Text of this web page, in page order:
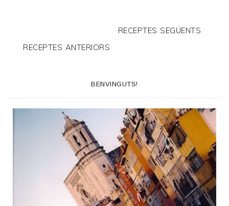
RECEPTES SEGÜENTS
RECEPTES ANTERIORS
BENVINGUTS!